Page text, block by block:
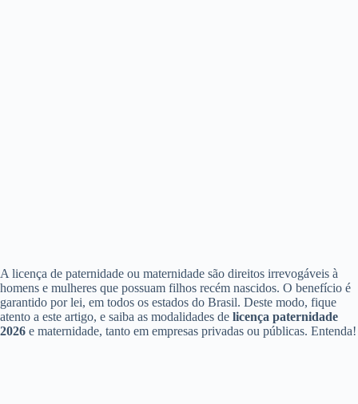
A licença de paternidade ou maternidade são direitos irrevogáveis à
homens e mulheres que possuam filhos recém nascidos. O benefício é
garantido por lei, em todos os estados do Brasil. Deste modo, fique
atento a este artigo, e saiba as modalidades de licença paternidade
2026 e maternidade, tanto em empresas privadas ou públicas. Entenda!